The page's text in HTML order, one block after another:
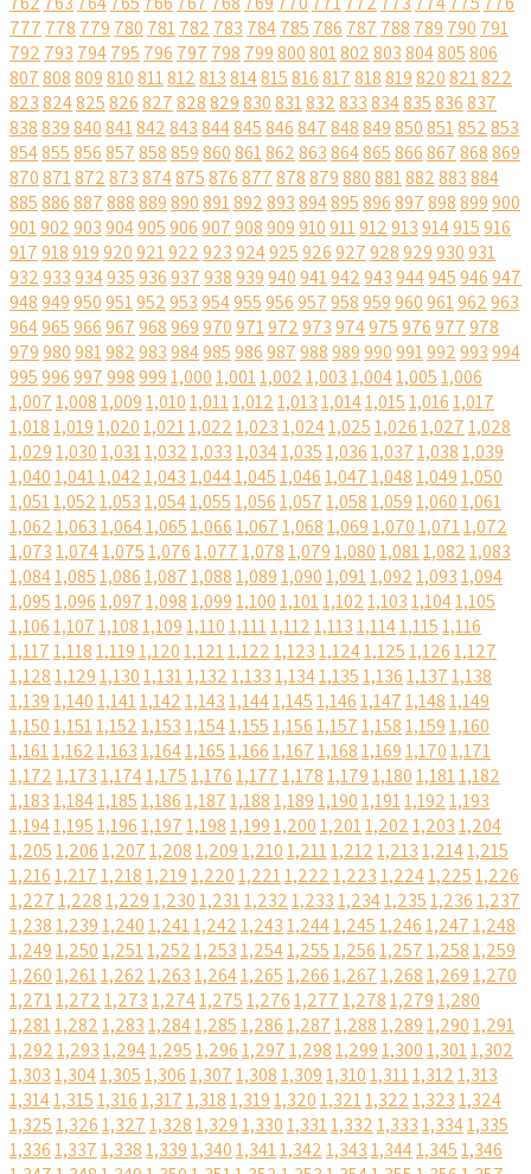
777 778 779 780 781782 783 784785 786 787 788 789 790 791
792 793 794795 796 797 798 799800801802803804805806
807808809810811812813814815816817818819820821822
823824825826827828829830831832833834835836837
838839840841842843844845846847848849850851852853
854855856857858859860861862863864865866867868869
870871872873874875876877878879880881882883884
885886887888889890891892893894895896897898899900
901902903904905906907908909910911912913914915916
917918919920921922923924925926927928929930931
932933934935936937938939940941942943944945946947
948949950951952953954955956957958959960961962963
964965966967968969970971972973974975976977978
979980981982983984985986987988989990991992993994
9959969979989991,0001,0011,0021,0031,0041,0051,006
1,0071,0081,0091,0101,0111,0121,0131,0141,0151,0161,017
1,0181,0191,0201,0211,0221,0231,0241,0251,0261,0271,028
1,0291,0301,0311,0321,0331,0341,0351,0361,0371,0381,039
1,0401,0411,0421,0431,0441,0451,0461,0471,0481,0491,050
1,0511,0521,0531,0541,0551,0561,0571,0581,0591,0601,061
1,0621,0631,0641,0651,0661,0671,0681,0691,0701,0711,072
1,0731,0741,0751,0761,0771,0781,0791,0801,0811,0821,083
1,0841,0851,0861,0871,0881,0891,0901,0911,0921,0931,094
1,0951,0961,0971,0981,0991,1001,1011,1021,1031,1041,105
1,1061,1071,1081,1091,1101,1111,1121,1131,1141,1151,116
1,1171,1181,1191,1201,1211,1221,1231,1241,1251,1261,127
1,1281,1291,1301,1311,1321,1331,1341,1351,1361,1371,138
1,1391,1401,1411,1421,1431,1441,1451,1461,1471,1481,149
1,1501,1511,1521,1531,1541,1551,1561,1571,1581,1591,160
1,1611,1621,1631,1641,1651,1661,1671,1681,1691,1701,171
1,1721,1731,1741,1751,1761,1771,1781,1791,1801,1811,182
1,1831,1841,1851,1861,1871,1881,1891,1901,1911,1921,193
1,1941,1951,1961,1971,1981,1991,2001,2011,2021,2031,204
1,2051,2061,2071,2081,2091,2101,2111,2121,2131,2141,215
1,2161,2171,2181,2191,2201,2211,2221,2231,2241,2251,226
1,2271,2281,2291,2301,2311,2321,2331,2341,2351,2361,237
1,2381,2391,2401,2411,2421,2431,2441,2451,2461,2471,248
1,2491,2501,2511,2521,2531,2541,2551,2561,2571,2581,259
1,2601,2611,2621,2631,2641,2651,2661,2671,2681,2691,270
1,2711,2721,2731,2741,2751,2761,2771,2781,2791,280
1,2811,2821,2831,2841,2851,2861,2871,2881,2891,2901,291
1,2921,2931,2941,2951,2961,2971,2981,2991,3001,3011,302
1,3031,3041,3051,3061,3071,3081,3091,3101,3111,3121,313
1,3141,3151,3161,3171,3181,3191,3201,3211,3221,3231,324
1,3251,3261,3271,3281,3291,3301,3311,3321,3331,3341,335
1,3361,3371,3381,3391,3401,3411,3421,3431,3441,3451,346